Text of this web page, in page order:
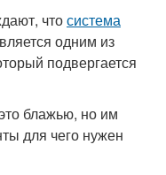
чтосистема
одним из
подвергается
блажью, но им
для чего нужен